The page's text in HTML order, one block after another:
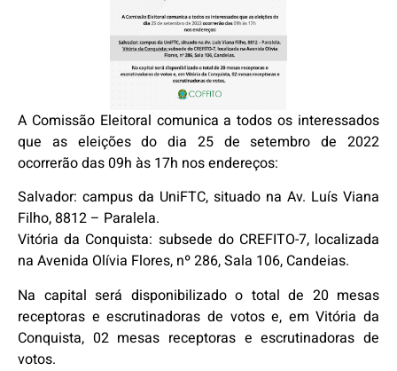
A Comissão Eleitoral comunica a todos os interessados
que as eleições do dia 25 de setembro de 2022
ocorrerão das 09h às 17h nos endereços:
Salvador: campus da UniFTC, situado na Av. Luís Viana
Filho, 8812 – Paralela.
Vitória da Conquista: subsede do CREFITO-7, localizada
na Avenida Olívia Flores, nº 286, Sala 106, Candeias.
Na capital será disponibilizado o total de 20 mesas
receptoras e escrutinadoras de votos e, em Vitória da
Conquista, 02 mesas receptoras e escrutinadoras de
votos.